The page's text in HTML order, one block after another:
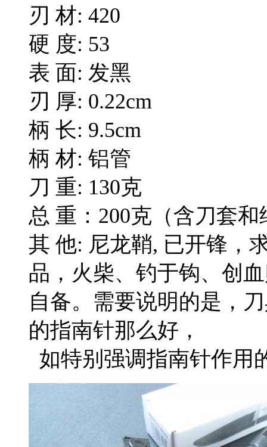
刃 材: 420
硬 度: 53
表 面: 发黑
刃 厚: 0.22cm
柄 长: 9.5cm
柄 材: 铝管
刀 重: 130克
总 重：200克（含刀套和
其 他: 尼龙鞘, 已开锋，
品，火柴、钓于钩、创
自备。需要说明的是，
的指南针那么好，
如特别强调指南针作用